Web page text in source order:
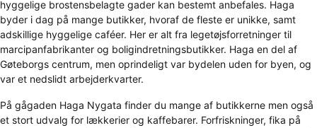
hyggelige brostensbelagte gader kan bestemt anbefales. Haga
byder i dag på mange butikker, hvoraf de fleste er unikke, samt
adskillige hyggelige caféer. Her er alt fra legetøjsforretninger til
marcipanfabrikanter og boligindretningsbutikker. Haga en del af
Gøteborgs centrum, men oprindeligt var bydelen uden for byen, og
var et nedslidt arbejderkvarter.
På gågaden Haga Nygata finder du mange af butikkerne men også
et stort udvalg for lækkerier og kaffebarer. Forfriskninger, fika på